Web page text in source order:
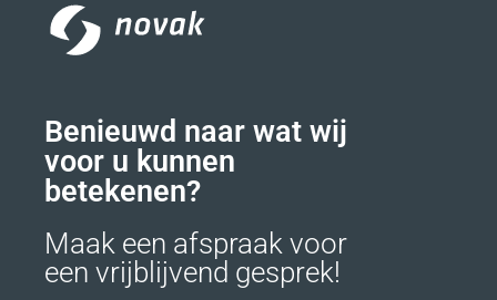
Benieuwd naar wat wij
voor u kunnen
betekenen?
Maak een afspraak voor
een vrijblijvend gesprek!